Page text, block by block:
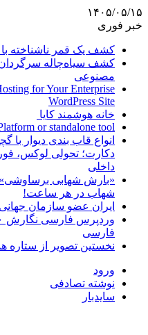
۱۴۰۵/۰۵/۱۵
خبر فوری
کشف یک قمر ناشناخته
کشف سیاه‌چاله
مصنوعی
for Your Enterprise
WordPress Site
خانه هوشمند کایا
or standalone tool?
انواع قاب بندی دیوار
دکارت؛ تحولی لوکس،
داخلی
شهاب در هر ساعت!
ایران عضو سازمان
فارسی
نخستین تصویر از ستاره
ورود
نوشته تصادفی
سایدبار